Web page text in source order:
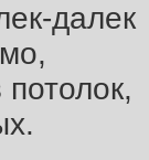
далек
потолок,